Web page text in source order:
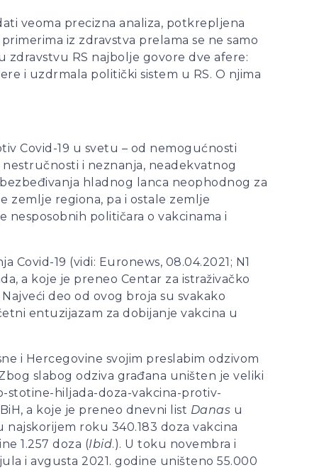
veoma precizna analiza, potkrepljena
iz zdravstva prelama se ne samo
RS najbolje govore dve afere:
i uzdrmala politički sistem u RS. O njima
Covid-19 u svetu – od nemogućnosti
i neznanja, neadekvatnog
hladnog lanca neophodnog za
zemlje regiona, pa i ostale zemlje
nesposobnih političara o vakcinama i
19 (vidi: Euronews, 08.04.2021; N1
a koje je preneo Centar za istraživačko
deo od ovog broja su svakako
entuzijazam za dobijanje vakcina u
i Hercegovine svojim preslabim odzivom
slabog odziva građana uništen je veliki
stotine-hiljada-doza-vakcina-protiv-
a koje je preneo dnevni list Danas u
roku 340.183 doza vakcina
1.257 doza (Ibid.). U toku novembra i
i avgusta 2021. godine uništeno 55.000